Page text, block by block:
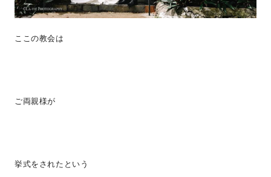
ここの教会は
ご両親様が
挙式をされたという